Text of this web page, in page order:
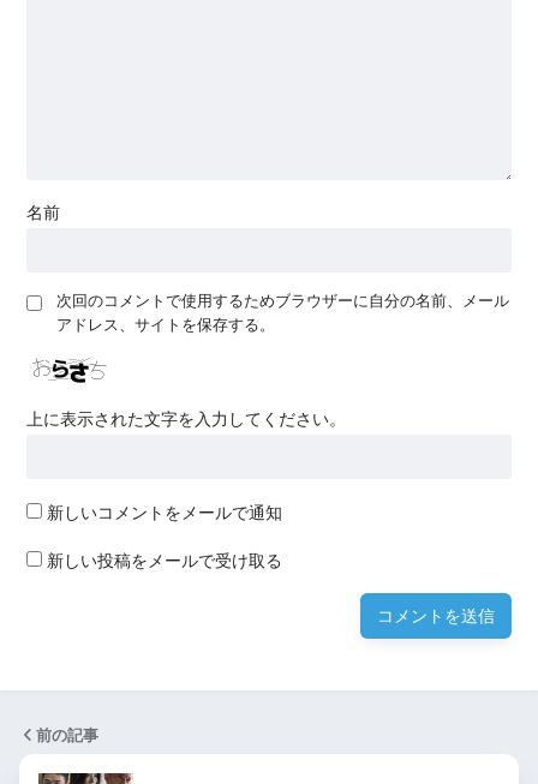
名前
次回のコメントで使用するためブラウザーに自分の名前、メール
アドレス、サイトを保存する。
上に表示された文字を入力してください。
新しいコメントをメールで通知
新しい投稿をメールで受け取る
前の記事